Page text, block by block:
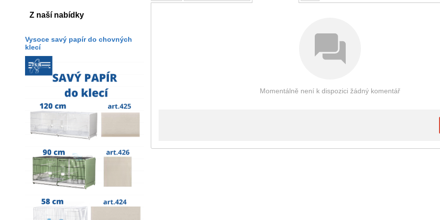
Z naší nabídky
Vysoce savý papír do chovných
klecí
Momentálně není k dispozici žádný komentář